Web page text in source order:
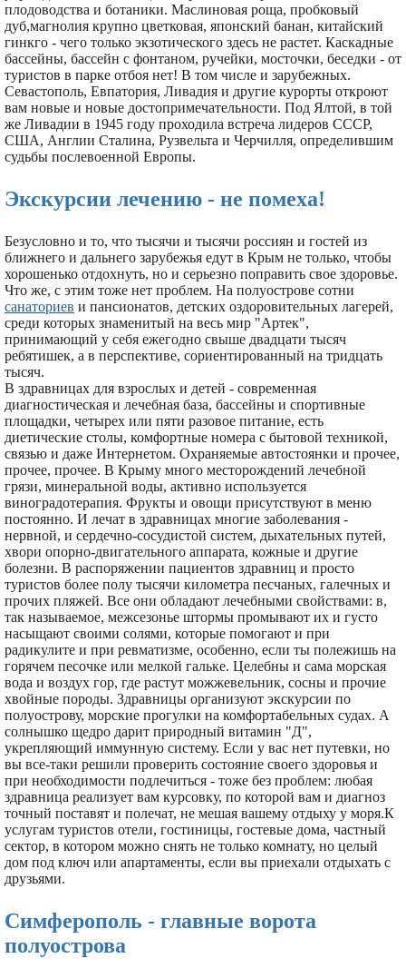
плодоводства и ботаники. Маслиновая роща, пробковый
дуб,магнолия крупно цветковая, японский банан, китайский
гинкго - чего только экзотического здесь не растет. Каскадные
бассейны, бассейн с фонтаном, ручейки, мосточки, беседки - от
туристов в парке отбоя нет! В том числе и зарубежных.
Севастополь, Евпатория, Ливадия и другие курорты откроют
вам новые и новые достопримечательности. Под Ялтой, в той
же Ливадии в 1945 году проходила встреча лидеров СССР,
США, Англии Сталина, Рузвельта и Черчилля, определившим
судьбы послевоенной Европы.
Экскурсии лечению - не помеха!
Безусловно и то, что тысячи и тысячи россиян и гостей из
ближнего и дальнего зарубежья едут в Крым не только, чтобы
хорошенько отдохнуть, но и серьезно поправить свое здоровье.
Что же, с этим тоже нет проблем. На полуострове сотни
санаториев и пансионатов, детских оздоровительных лагерей,
среди которых знаменитый на весь мир "Артек",
принимающий у себя ежегодно свыше двадцати тысяч
ребятишек, а в перспективе, сориентированный на тридцать
тысяч.
В здравницах для взрослых и детей - современная
диагностическая и лечебная база, бассейны и спортивные
площадки, четырех или пяти разовое питание, есть
диетические столы, комфортные номера с бытовой техникой,
связью и даже Интернетом. Охраняемые автостоянки и прочее,
прочее, прочее. В Крыму много месторождений лечебной
грязи, минеральной воды, активно используется
виноградотерапия. Фрукты и овощи присутствуют в меню
постоянно. И лечат в здравницах многие заболевания -
нервной, и сердечно-сосудистой систем, дыхательных путей,
хвори опорно-двигательного аппарата, кожные и другие
болезни. В распоряжении пациентов здравниц и просто
туристов более полу тысячи километра песчаных, галечных и
прочих пляжей. Все они обладают лечебными свойствами: в,
так называемое, межсезонье штормы промывают их и густо
насыщают своими солями, которые помогают и при
радикулите и при ревматизме, особенно, если ты полежишь на
горячем песочке или мелкой гальке. Целебны и сама морская
вода и воздух гор, где растут можжевельник, сосны и прочие
хвойные породы. Здравницы организуют экскурсии по
полуострову, морские прогулки на комфортабельных судах. А
солнышко щедро дарит природный витамин "Д",
укрепляющий иммунную систему. Если у вас нет путевки, но
вы все-таки решили проверить состояние своего здоровья и
при необходимости подлечиться - тоже без проблем: любая
здравница реализует вам курсовку, по которой вам и диагноз
точный поставят и полечат, не мешая вашему отдыху у моря.К
услугам туристов отели, гостиницы, гостевые дома, частный
сектор, в котором можно снять не только комнату, но целый
дом под ключ или апартаменты, если вы приехали отдыхать с
друзьями.
Симферополь - главные ворота
полуострова